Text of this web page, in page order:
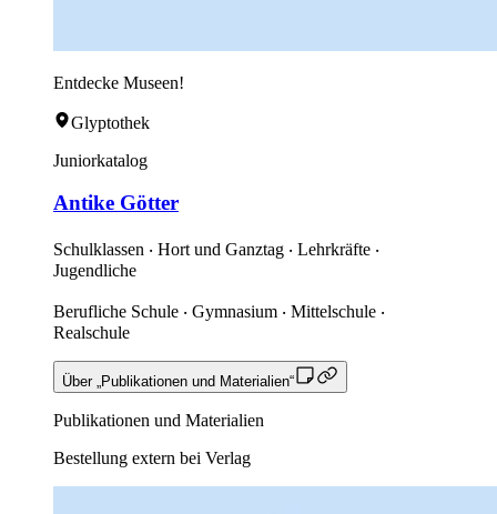
Entdecke Museen!
Glyptothek
Juniorkatalog
Antike Götter
Schulklassen ‧ Hort und Ganztag ‧ Lehrkräfte ‧
Jugendliche
Berufliche Schule ‧ Gymnasium ‧ Mittelschule ‧
Realschule
Über „Publikationen und Materialien“
Publikationen und Materialien
Bestellung extern bei Verlag